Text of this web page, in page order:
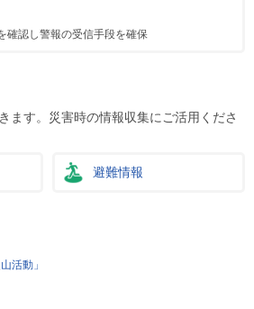
確認し警報の受信手段を確保
ます。災害時の情報収集にご活用くださ
避難情報
活動」